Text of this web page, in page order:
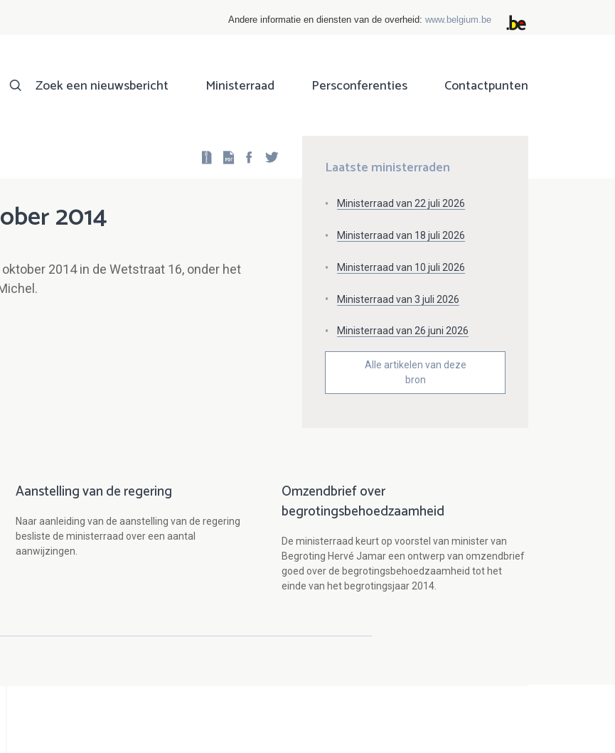
Andere informatie en diensten van de overheid: www.belgium.be
Zoek een nieuwsbericht Ministerraad Persconferenties Contactpunten
Facebook
2014
2014 in de Wetstraat 16, onder het
Laatste ministerraden
Ministerraad van 22 juli 2026
Ministerraad van 18 juli 2026
Ministerraad van 10 juli 2026
Ministerraad van 3 juli 2026
Ministerraad van 26 juni 2026
Alle artikelen van deze
bron
Aanstelling van de regering
Naar aanleiding van de aanstelling van de regering
besliste de ministerraad over een aantal
aanwijzingen.
Omzendbrief over
begrotingsbehoedzaamheid
De ministerraad keurt op voorstel van minister van
Begroting Hervé Jamar een ontwerp van omzendbrief
goed over de begrotingsbehoedzaamheid tot het
einde van het begrotingsjaar 2014.